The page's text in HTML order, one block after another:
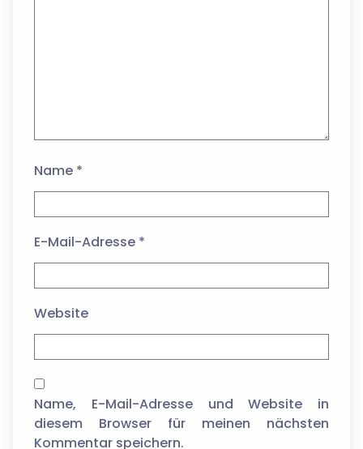
Name *
E-Mail-Adresse *
Website
Name, E-Mail-Adresse und Website in
diesem Browser für meinen nächsten
Kommentar speichern.